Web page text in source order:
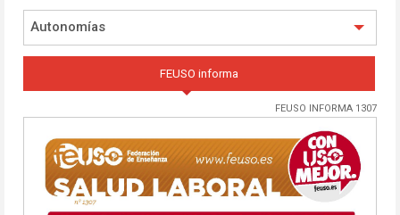
Autonomías
FEUSO informa
FEUSO INFORMA 1307